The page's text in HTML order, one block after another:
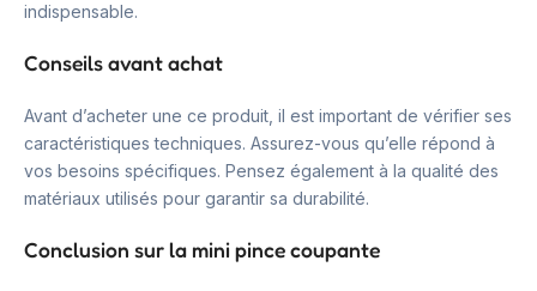
indispensable.
Conseils avant achat
Avant d’acheter une ce produit, il est important de vérifier ses
caractéristiques techniques. Assurez-vous qu’elle répond à
vos besoins spécifiques. Pensez également à la qualité des
matériaux utilisés pour garantir sa durabilité.
Conclusion sur la mini pince coupante